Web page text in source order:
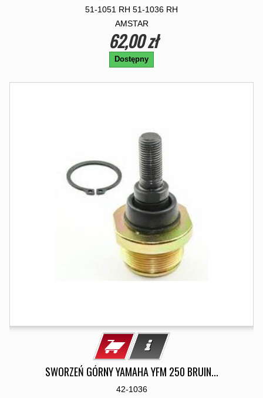
51-1051 RH 51-1036 RH
AMSTAR
62,00 zł
Dostępny
SWORZEŃ GÓRNY YAMAHA YFM 250 BRUIN...
42-1036